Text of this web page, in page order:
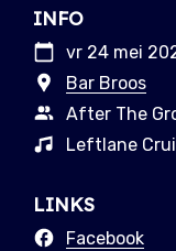
INFO
vr 24 mei
Bar Broos
After The
Leftlane
LINKS
Facebook